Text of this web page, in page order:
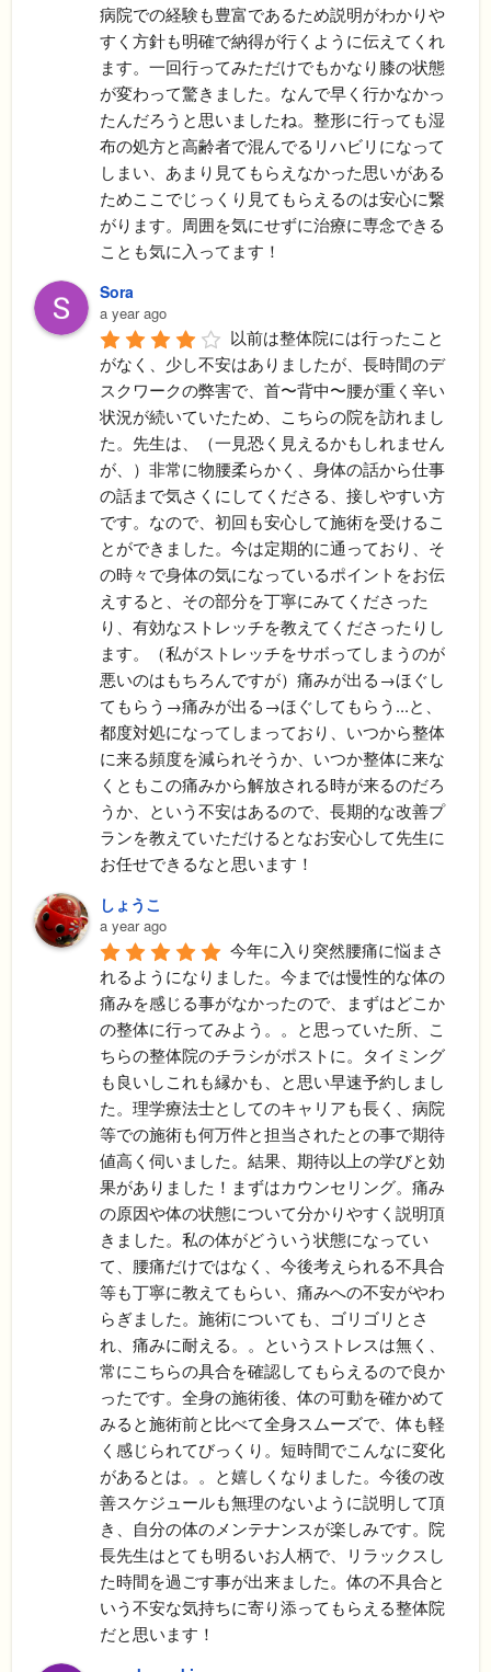
病院での経験も豊富であるため説明がわかりや
すく方針も明確で納得が行くように伝えてくれ
ます。一回行ってみただけでもかなり膝の状態
が変わって驚きました。なんで早く行かなかっ
たんだろうと思いましたね。整形に行っても湿
布の処方と高齢者で混んでるリハビリになって
しまい、あまり見てもらえなかった思いがある
ためここでじっくり見てもらえるのは安心に繋
がります。周囲を気にせずに治療に専念できる
ことも気に入ってます！
Sora
a year ago
以前は整体院には行ったこと
がなく、少し不安はありましたが、長時間のデ
スクワークの弊害で、首〜背中〜腰が重く辛い
状況が続いていたため、こちらの院を訪れまし
た。先生は、（一見恐く見えるかもしれません
が、）非常に物腰柔らかく、身体の話から仕事
の話まで気さくにしてくださる、接しやすい方
です。なので、初回も安心して施術を受けるこ
とができました。今は定期的に通っており、そ
の時々で身体の気になっているポイントをお伝
えすると、その部分を丁寧にみてくださった
り、有効なストレッチを教えてくださったりし
ます。（私がストレッチをサボってしまうのが
悪いのはもちろんですが）痛みが出る→ほぐし
てもらう→痛みが出る→ほぐしてもらう...と、
都度対処になってしまっており、いつから整体
に来る頻度を減られそうか、いつか整体に来な
くともこの痛みから解放される時が来るのだろ
うか、という不安はあるので、長期的な改善プ
ランを教えていただけるとなお安心して先生に
お任せできるなと思います！
しょうこ
a year ago
今年に入り突然腰痛に悩まさ
れるようになりました。今までは慢性的な体の
痛みを感じる事がなかったので、まずはどこか
の整体に行ってみよう。。と思っていた所、こ
ちらの整体院のチラシがポストに。タイミング
も良いしこれも縁かも、と思い早速予約しまし
た。理学療法士としてのキャリアも長く、病院
等での施術も何万件と担当されたとの事で期待
値高く伺いました。結果、期待以上の学びと効
果がありました！まずはカウンセリング。痛み
の原因や体の状態について分かりやすく説明頂
きました。私の体がどういう状態になってい
て、腰痛だけではなく、今後考えられる不具合
等も丁寧に教えてもらい、痛みへの不安がやわ
らぎました。施術についても、ゴリゴリとさ
れ、痛みに耐える。。というストレスは無く、
常にこちらの具合を確認してもらえるので良か
ったです。全身の施術後、体の可動を確かめて
みると施術前と比べて全身スムーズで、体も軽
く感じられてびっくり。短時間でこんなに変化
があるとは。。と嬉しくなりました。今後の改
善スケジュールも無理のないように説明して頂
き、自分の体のメンテナンスが楽しみです。院
長先生はとても明るいお人柄で、リラックスし
た時間を過ごす事が出来ました。体の不具合と
いう不安な気持ちに寄り添ってもらえる整体院
だと思います！